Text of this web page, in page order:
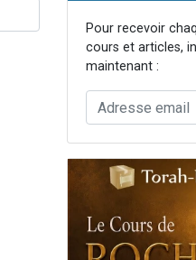
Pour recevoir
cours et articles,
maintenant :